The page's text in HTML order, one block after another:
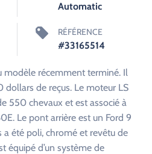
Automatic
RÉFÉRENCE
#33165514
modèle récemment terminé. Il
de reçus. Le moteur LS
550 chevaux et est associé à
Le pont arrière est un Ford 9
a été poli, chromé et revêtu de
équipé d’un système de